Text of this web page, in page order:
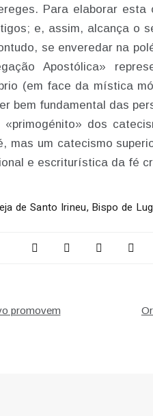
Para elaborar
e, assim, alcança o
se enveredar na
Apostólica»
(em face da mística
bem fundamental das
dos
mas um catecismo
e escriturística da fé
de Santo Irineu, Bispo de
promovem